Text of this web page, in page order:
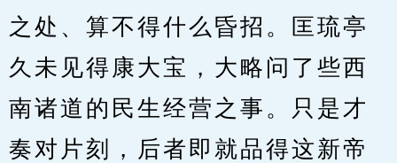
之处、算不得什么昏招。匡琉亭
久未见得康大宝，大略问了些西
南诸道的民生经营之事。只是才
奏对片刻，后者即就品得这新帝